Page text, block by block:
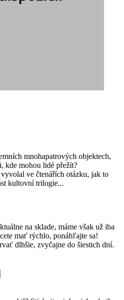
mnohapatrových objektech,
kde mohou lidé přežít?
ve čtenářích otázku, jak to
kultovní trilogie...
na sklade, máme však už iba
mať rýchlo, ponáhľajte sa!
dlhšie, zvyčajne do šiestich dní.